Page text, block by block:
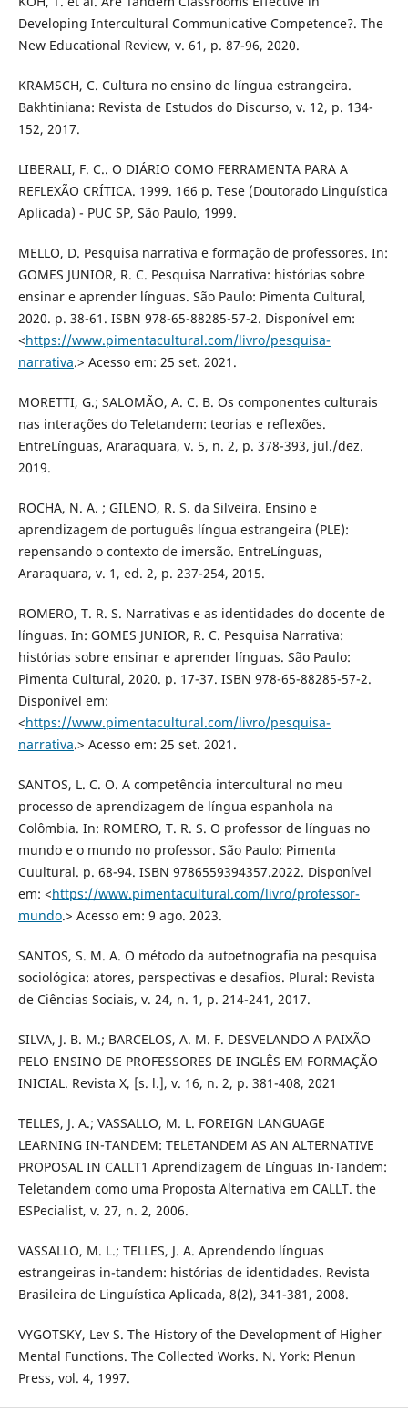
Developing Intercultural Communicative Competence?. The
New Educational Review, v. 61, p. 87-96, 2020.
KRAMSCH, C. Cultura no ensino de língua estrangeira.
Bakhtiniana: Revista de Estudos do Discurso, v. 12, p. 134-
152, 2017.
LIBERALI, F. C.. O DIÁRIO COMO FERRAMENTA PARA A
REFLEXÃO CRÍTICA. 1999. 166 p. Tese (Doutorado Linguística
Aplicada) - PUC SP, São Paulo, 1999.
MELLO, D. Pesquisa narrativa e formação de professores. In:
GOMES JUNIOR, R. C. Pesquisa Narrativa: histórias sobre
ensinar e aprender línguas. São Paulo: Pimenta Cultural,
2020. p. 38-61. ISBN 978-65-88285-57-2. Disponível em:
<https://www.pimentacultural.com/livro/pesquisa-
narrativa.> Acesso em: 25 set. 2021.
MORETTI, G.; SALOMÃO, A. C. B. Os componentes culturais
nas interações do Teletandem: teorias e reflexões.
EntreLínguas, Araraquara, v. 5, n. 2, p. 378-393, jul./dez.
2019.
ROCHA, N. A. ; GILENO, R. S. da Silveira. Ensino e
aprendizagem de português língua estrangeira (PLE):
repensando o contexto de imersão. EntreLínguas,
Araraquara, v. 1, ed. 2, p. 237-254, 2015.
ROMERO, T. R. S. Narrativas e as identidades do docente de
línguas. In: GOMES JUNIOR, R. C. Pesquisa Narrativa:
histórias sobre ensinar e aprender línguas. São Paulo:
Pimenta Cultural, 2020. p. 17-37. ISBN 978-65-88285-57-2.
Disponível em:
<https://www.pimentacultural.com/livro/pesquisa-
narrativa.> Acesso em: 25 set. 2021.
SANTOS, L. C. O. A competência intercultural no meu
processo de aprendizagem de língua espanhola na
Colômbia. In: ROMERO, T. R. S. O professor de línguas no
mundo e o mundo no professor. São Paulo: Pimenta
Cuultural. p. 68-94. ISBN 9786559394357.2022. Disponível
em: <https://www.pimentacultural.com/livro/professor-
mundo.> Acesso em: 9 ago. 2023.
SANTOS, S. M. A. O método da autoetnografia na pesquisa
sociológica: atores, perspectivas e desafios. Plural: Revista
de Ciências Sociais, v. 24, n. 1, p. 214-241, 2017.
SILVA, J. B. M.; BARCELOS, A. M. F. DESVELANDO A PAIXÃO
PELO ENSINO DE PROFESSORES DE INGLÊS EM FORMAÇÃO
INICIAL. Revista X, [s. l.], v. 16, n. 2, p. 381-408, 2021
TELLES, J. A.; VASSALLO, M. L. FOREIGN LANGUAGE
LEARNING IN-TANDEM: TELETANDEM AS AN ALTERNATIVE
PROPOSAL IN CALLT1 Aprendizagem de Línguas In-Tandem:
Teletandem como uma Proposta Alternativa em CALLT. the
ESPecialist, v. 27, n. 2, 2006.
VASSALLO, M. L.; TELLES, J. A. Aprendendo línguas
estrangeiras in-tandem: histórias de identidades. Revista
Brasileira de Linguística Aplicada, 8(2), 341-381, 2008.
VYGOTSKY, Lev S. The History of the Development of Higher
Mental Functions. The Collected Works. N. York: Plenun
Press, vol. 4, 1997.